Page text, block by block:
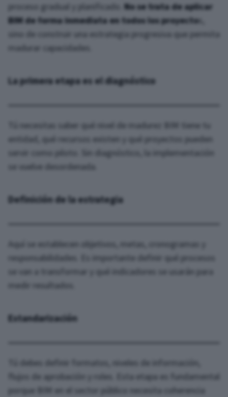
proceso gradual y planificado. No se trata de aplicar
BIM de forma inmediata en todos los proyectos,
sino de construir una estrategia progresiva que permita
madurar capacidades.
La primera etapa es el diagnóstico
Tú necesitas saber qué nivel de madurez BIM tiene tu
entidad, qué recursos existen y qué proyectos pueden
servir como piloto. Sin diagnóstico, la implementación
se vuelve desordenada.
Definición de la estrategia
Aquí se establecen objetivos, metas, cronogramas y
responsabilidades. Es importante definir qué procesos
se van a transformar y qué indicadores se usarán para
medir resultados.
Estandarización
Tú debes definir formatos, niveles de información,
flujos de aprobación y roles. Esta etapa es fundamental
porque BIM en el sector público necesita coherencia